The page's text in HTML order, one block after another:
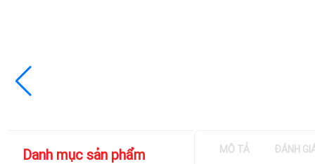
Danh mục sản phẩm MÔ TẢ ĐÁNH